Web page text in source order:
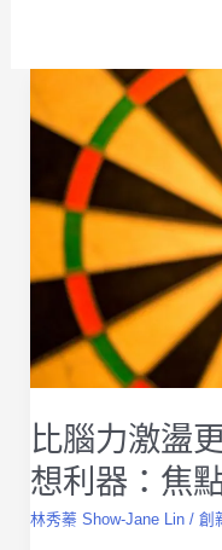
比腦力激盪
想利器：焦
林秀蓁 Show-Jane Lin/創